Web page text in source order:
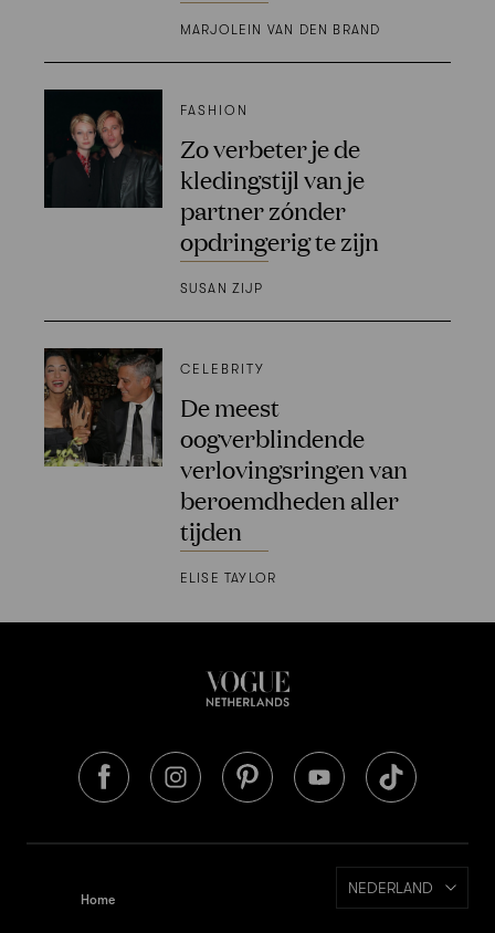
MARJOLEIN VAN DEN BRAND
FASHION
Zo verbeter je de
kledingstijl van je
partner zónder
opdringerig te zijn
SUSAN ZIJP
CELEBRITY
De meest
oogverblindende
verlovingsringen van
beroemdheden aller
tijden
ELISE TAYLOR
Home
NEDERLAND